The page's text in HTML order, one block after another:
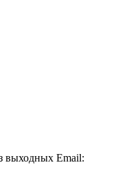
выходных Email: